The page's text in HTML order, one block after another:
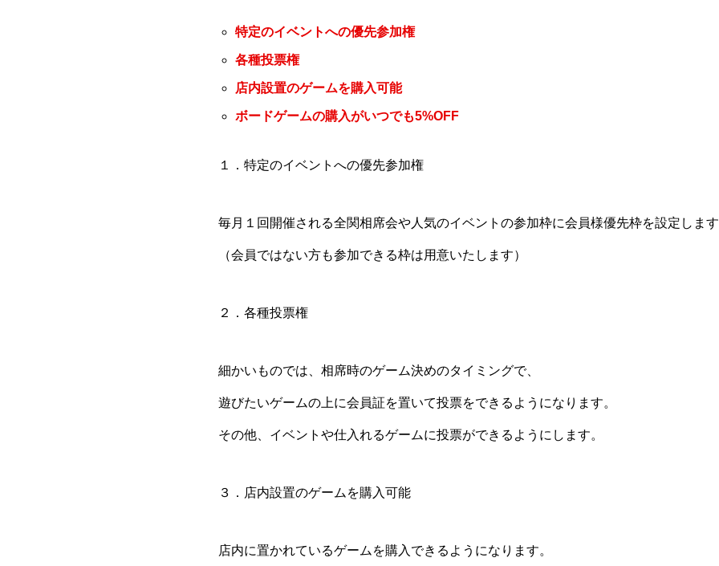
特定のイベントへの優先参加権
各種投票権
店内設置のゲームを購入可能
ボードゲームの購入がいつでも5%OFF
１．特定のイベントへの優先参加権
毎月１回開催される全関相席会や人気のイベントの参加枠に会員様優先枠を設定します
（会員ではない方も参加できる枠は用意いたします）
２．各種投票権
細かいものでは、相席時のゲーム決めのタイミングで、
遊びたいゲームの上に会員証を置いて投票をできるようになります。
その他、イベントや仕入れるゲームに投票ができるようにします。
３．店内設置のゲームを購入可能
店内に置かれているゲームを購入できるようになります。